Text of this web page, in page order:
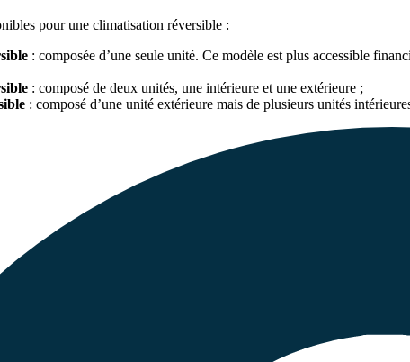
pour une climatisation réversible :
: composée d’une seule unité. Ce modèle est plus accessible
: composé de deux unités, une intérieure et une extérieure ;
: composé d’une unité extérieure mais de plusieurs unités